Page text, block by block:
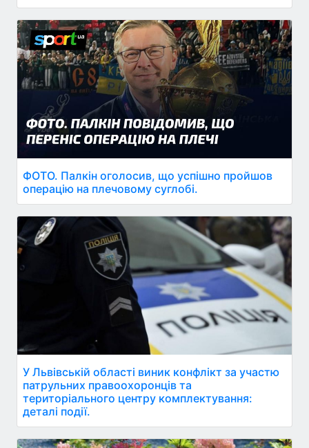
ФОТО. Палкін оголосив, що успішно пройшов
операцію на плечовому суглобі.
У Львівській області виник конфлікт за участю
патрульних правоохоронців та
територіального центру комплектування:
деталі події.